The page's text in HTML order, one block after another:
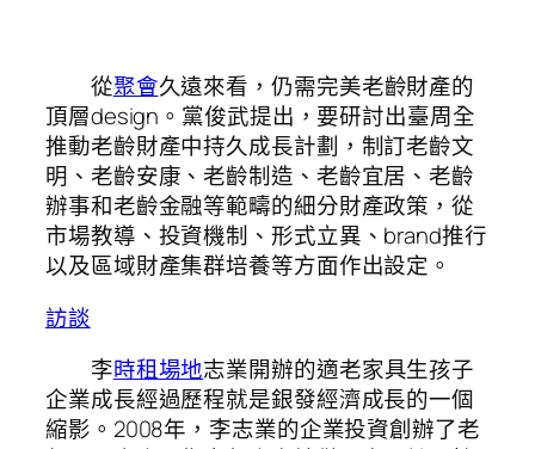
從聚會久遠來看，仍需完美老齡財產的
頂層design。黨俊武提出，要研討出臺周全
推動老齡財產中持久成長計劃，制訂老齡文
明、老齡安康、老齡制造、老齡宜居、老齡
辦事和老齡金融等範疇的細分財產政策，從
市場教導、投資機制、形式立異、brand推行
以及區域財產集群培養等方面作出設定。
訪談
李時租場地志業開辦的適老家具生孩子
企業成長經過歷程就是銀發經濟成長的一個
縮影。2008年，李志業的企業投資創辦了老